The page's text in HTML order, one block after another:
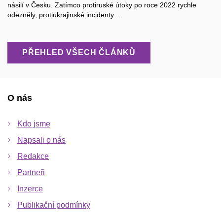
násilí v Česku. Zatímco protiruské útoky po roce 2022 rychle
odezněly, protiukrajinské incidenty...
PŘEHLED VŠECH ČLÁNKŮ
O nás
Kdo jsme
Napsali o nás
Redakce
Partneři
Inzerce
Publikační podmínky